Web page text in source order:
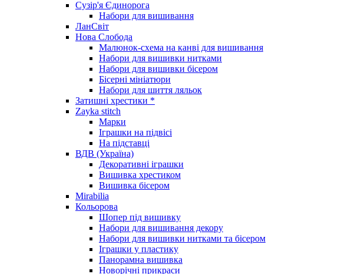
Сузір'я Єдинорога
Набори для вишивання
ЛанСвіт
Нова Слобода
Малюнок-схема на канві для вишивання
Набори для вишивки нитками
Набори для вишивки бісером
Бісерні мініатюри
Набори для шиття ляльок
Затишні хрестики *
Zayka stitch
Марки
Іграшки на підвісі
На підставці
ВДВ (Україна)
Декоративні іграшки
Вишивка хрестиком
Вишивка бісером
Mirabilia
Кольорова
Шопер під вишивку
Набори для вишивання декору
Набори для вишивки нитками та бісером
Іграшки у пластику
Панорамна вишивка
Новорічні прикраси